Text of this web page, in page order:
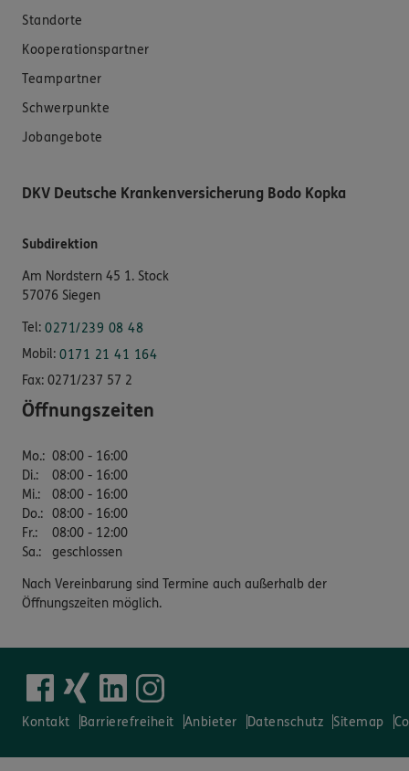
Standorte
Kooperationspartner
Teampartner
Schwerpunkte
Jobangebote
DKV Deutsche Krankenversicherung Bodo Kopka
Subdirektion
Am Nordstern 45 1. Stock
57076 Siegen
Tel: 0271/239 08 48
Mobil: 0171 21 41 164
Fax: 0271/237 57 2
Öffnungszeiten
Mo.: 08:00 - 16:00
Di.:
08:00 - 16:00
Mi.:
08:00 - 16:00
Do.: 08:00 - 16:00
Fr.:
08:00 - 12:00
Sa.: geschlossen
Nach Vereinbarung sind Termine auch außerhalb der
Öffnungszeiten möglich.
Kontakt Barrierefreiheit Anbieter Datenschutz Sitemap